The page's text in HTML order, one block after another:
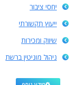
יחסי ציבור
ייעוץ תקשורתי
שיווק ומכירות
ניהול מוניטין ברשת